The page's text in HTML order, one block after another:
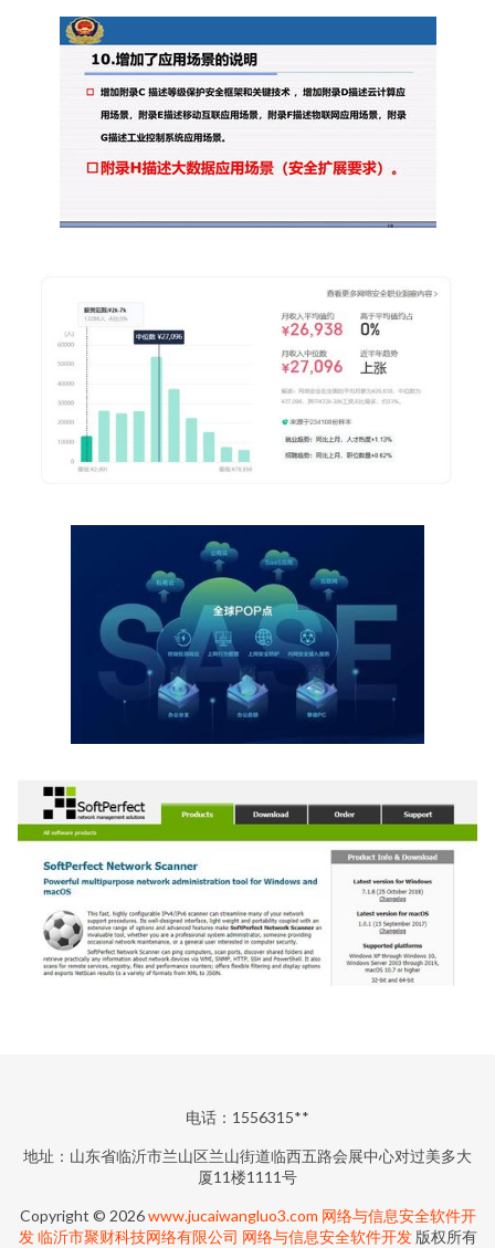
电话：1556315**
地址：山东省临沂市兰山区兰山街道临西五路会展中心对过美多大
厦11楼1111号
Copyright © 2026www.jucaiwangluo3.com 网络与信息安全软件开
发 临沂市聚财科技网络有限公司 网络与信息安全软件开发版权所有